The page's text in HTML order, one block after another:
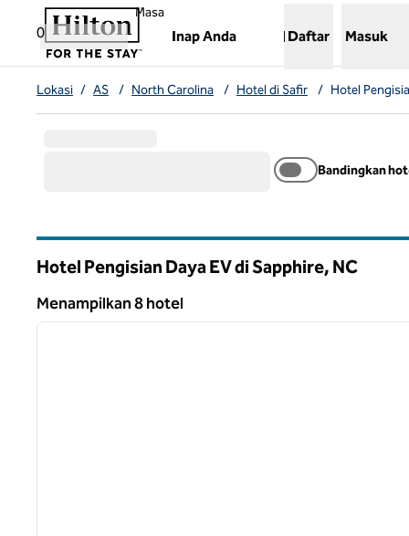
Lompati ke Konten
0
Masa
Inap Anda
,Membuka tab baru
Daftar Masuk
Lokasi / AS / North Carolina / Hotel di Safir / Hotel
Bandingkan
Hotel Pengisian Daya EV di Sapphire, NC
Menampilkan 8 hotel
Menampilkan 8 hotel
1 dari 12